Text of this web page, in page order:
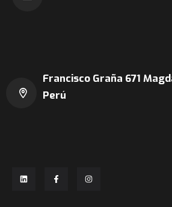
Francisco Graña 671
Perú